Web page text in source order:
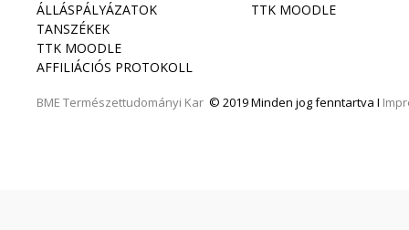
ÁLLÁSPÁLYÁZATOK
TANSZÉKEK
TTK MOODLE
AFFILIÁCIÓS PROTOKOLL
BME Természettudományi Kar © 2019 Minden jog fenntartva I
TTK MOODLE